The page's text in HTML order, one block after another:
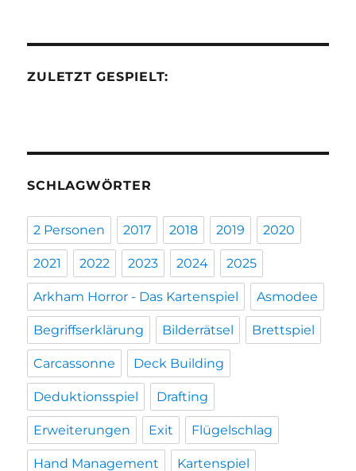
ZULETZT GESPIELT:
SCHLAGWÖRTER
2 Personen 2017 2018 2019 2020
2021 2022 2023 2024 2025
Arkham Horror - Das Kartenspiel Asmodee
Begriffserklärung Bilderrätsel Brettspiel
Carcassonne Deck Building
Deduktionsspiel Drafting
Erweiterungen Exit Flügelschlag
Hand Management Kartenspiel